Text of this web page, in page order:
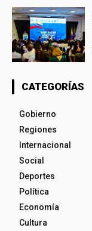
CATEGORÍAS
Gobierno
Regiones
Internacional
Social
Deportes
Política
Economía
Cultura